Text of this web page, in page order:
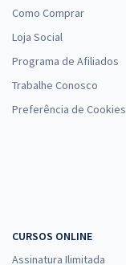
Como Comprar
Loja Social
Programa de Afiliados
Trabalhe Conosco
Preferência de Cookies
CURSOS ONLINE
Assinatura Ilimitada